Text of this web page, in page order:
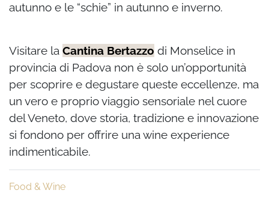
autunno e le “schie” in autunno e inverno.
Visitare la Cantina Bertazzo di Monselice in
provincia di Padova non è solo un’opportunità
per scoprire e degustare queste eccellenze, ma
un vero e proprio viaggio sensoriale nel cuore
del Veneto, dove storia, tradizione e innovazione
si fondono per offrire una wine experience
indimenticabile.
Food & Wine